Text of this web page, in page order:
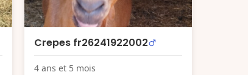
Crepes fr26241922002
4 ans et 5 mois